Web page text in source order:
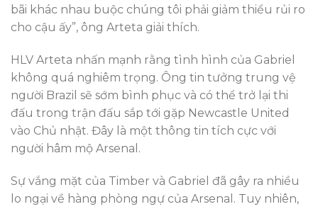
bãi khác nhau buộc chúng tôi phải giảm thiểu rủi ro
cho cậu ấy”, ông Arteta giải thích.
HLV Arteta nhấn mạnh rằng tình hình của Gabriel
không quá nghiêm trọng. Ông tin tưởng trung vệ
người Brazil sẽ sớm bình phục và có thể trở lại thi
đấu trong trận đấu sắp tới gặp Newcastle United
vào Chủ nhật. Đây là một thông tin tích cực với
người hâm mộ Arsenal.
Sự vắng mặt của Timber và Gabriel đã gây ra nhiều
lo ngại về hàng phòng ngự của Arsenal. Tuy nhiên,